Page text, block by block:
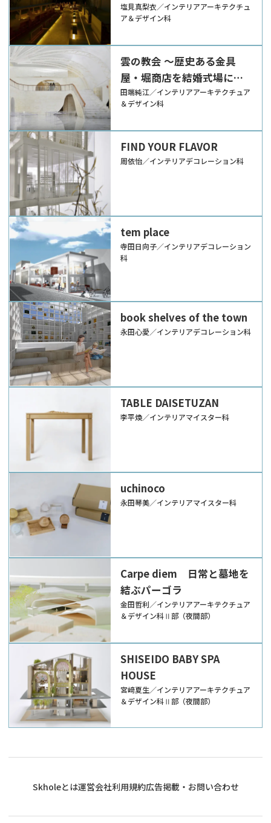
塩見真梨衣／インテリアアーキテクチュ
ア＆デザイン科
雲の教会 〜歴史ある金具
屋・堀商店を結婚式場にコ
ンバージョンする〜
田端純江／インテリアアーキテクチュア
＆デザイン科
FIND YOUR FLAVOR
周依怡／インテリアデコレーション科
tem place
寺田日向子／インテリアデコレーション
科
book shelves of the town
永田心愛／インテリアデコレーション科
TABLE DAISETUZAN
李平煥／インテリアマイスター科
uchinoco
永田琴美／インテリアマイスター科
Carpe diem 日常と墓地を
結ぶパーゴラ
金田哲利／インテリアアーキテクチュア
＆デザイン科Ⅱ部（夜間部）
SHISEIDO BABY SPA
HOUSE
宮﨑夏生／インテリアアーキテクチュア
＆デザイン科Ⅱ部（夜間部）
Skholeとは運営会社利用規約広告掲載・お問い合わせ